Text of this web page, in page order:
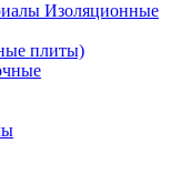
Изоляционные
плиты)